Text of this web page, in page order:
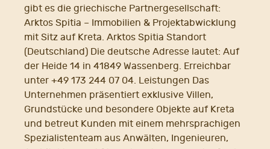
gibt es die griechische Partnergesellschaft:
Arktos Spitia – Immobilien & Projektabwicklung
mit Sitz auf Kreta. Arktos Spitia Standort
(Deutschland) Die deutsche Adresse lautet: Auf
der Heide 14 in 41849 Wassenberg. Erreichbar
unter +49 173 244 07 04. Leistungen Das
Unternehmen präsentiert exklusive Villen,
Grundstücke und besondere Objekte auf Kreta
und betreut Kunden mit einem mehrsprachigen
Spezialistenteam aus Anwälten, Ingenieuren,